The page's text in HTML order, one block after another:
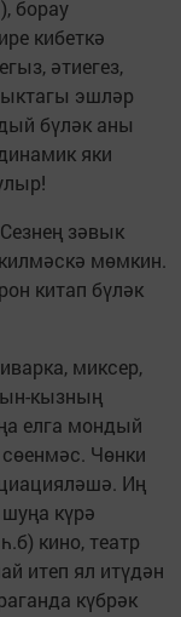
борау
кибеткә
әтиегез,
эшләр
бүләк аны
яки
зәвык
мөмкин.
китап бүләк
миксер,
кызның
елга мондый
Чөнки
Иң
күрә
кино, театр
итеп ял итүдән
күбрәк